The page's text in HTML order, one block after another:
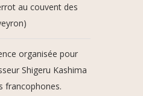
au couvent des
organisée pour
Shigeru Kashima
francophones.